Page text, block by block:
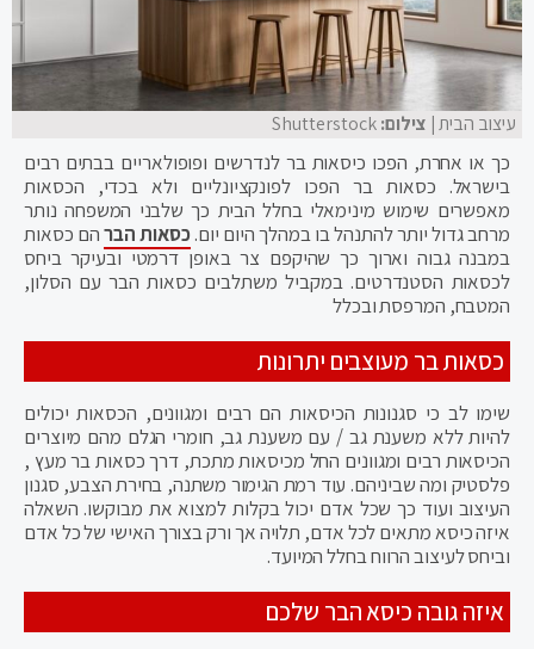
עיצוב הבית| צילום:Shutterstock
כך או אחרת, הפכו כיסאות בר לנדרשים ופופולאריים בבתים רבים
בישראל. כסאות בר הפכו לפונקציונליים ולא בכדי, הכסאות
מאפשרים שימוש מינימאלי בחלל הבית כך שלבני המשפחה נותר
מרחב גדול יותר להתנהל בו במהלך היום יום.כסאות הברהם כסאות
במבנה גבוה וארוך כך שהיקפם צר באופן דרמטי ובעיקר ביחס
לכסאות הסטנדרטים. במקביל משתלבים כסאות הבר עם הסלון,
המטבח, המרפסת ובכלל
כסאות בר מעוצבים יתרונות
שימו לב כי סגנונות הכיסאות הם רבים ומגוונים, הכסאות יכולים
להיות ללא משענת גב / עם משענת גב, חומרי הגלם מהם מיוצרים
הכיסאות רבים ומגוונים החל מכיסאות מתכת, דרך כסאות בר מעץ ,
פלסטיק ומה שביניהם. עוד רמת הגימור משתנה, בחירת הצבע, סגנון
העיצוב ועוד כך שכל אדם יכול בקלות למצוא את מבוקשו. השאלה
איזה כיסא מתאים לכל אדם, תלויה אך ורק בצורך האישי של כל אדם
וביחס לעיצוב הרווח בחלל המיועד.
איזה גובה כיסא הבר שלכם